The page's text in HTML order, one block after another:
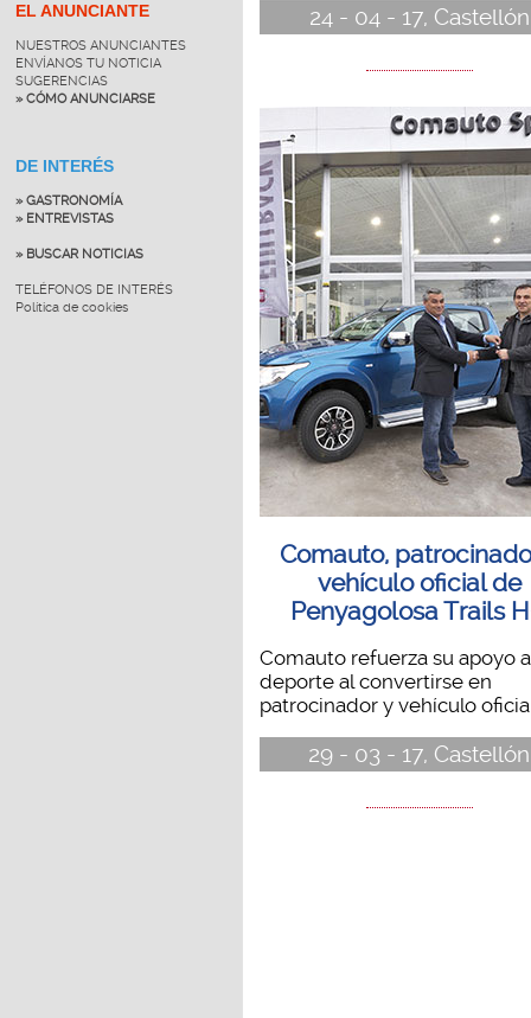
EL ANUNCIANTE
NUESTROS ANUNCIANTES
ENVÍANOS TU NOTICIA
SUGERENCIAS
» CÓMO ANUNCIARSE
DE INTERÉS
» GASTRONOMÍA
» ENTREVISTAS
» BUSCAR NOTICIAS
TELÉFONOS DE INTERÉS
Política de cookies
24 - 04 - 17, Castellón
Comauto,
vehículo oficial de
Penyagolosa Trails
Comauto refuerza su apoyo
deporte al convertirse en
patrocinador y vehículo
29 - 03 - 17, Castellón